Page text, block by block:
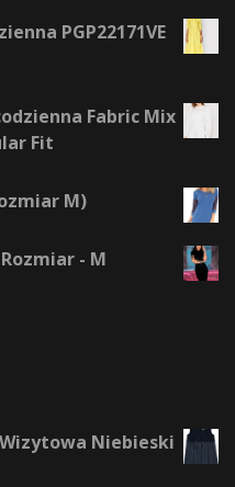
PGP22171VE
Fabric Mix
Fit
M)
- M
Niebieski